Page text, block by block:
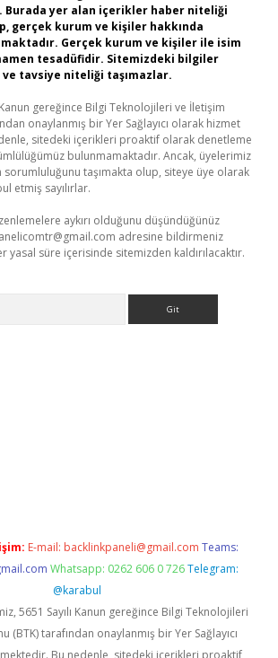
Burada yer alan içerikler haber niteliği
gerçek kurum ve kişiler hakkında
Gerçek kurum ve kişiler ile isim
tesadüfidir. Sitemizdeki bilgiler
tavsiye niteliği taşımazlar.
Kanun gereğince Bilgi Teknolojileri ve İletişim
onaylanmış bir Yer Sağlayıcı olarak hizmet
sitedeki içerikleri proaktif olarak denetleme
bulunmamaktadır. Ancak, üyelerimiz
sorumluluğunu taşımakta olup, siteye üye olarak
etmiş sayılırlar.
aykırı olduğunu düşündüğünüz
adresine bildirmeniz
yasal süre içerisinde sitemizden kaldırılacaktır.
E-mail: backlinkpaneli@gmail.com Teams:
Whatsapp: 0262 606 0 726 Telegram:
@karabul
5651 Sayılı Kanun gereğince Bilgi Teknolojileri
(BTK) tarafından onaylanmış bir Yer Sağlayıcı
Bu nedenle, sitedeki içerikleri proaktif